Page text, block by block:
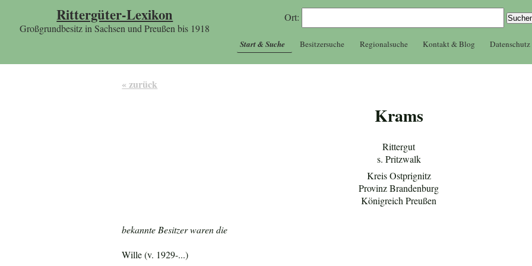
Rittergüter-Lexikon
Großgrundbesitz in Sachsen und Preußen bis 1918
Ort:
Start & Suche Besitzersuche Regionalsuche Kontakt & Blog Datenschutz
« zurück
Krams
Rittergut
s. Pritzwalk
Kreis Ostprignitz
Provinz Brandenburg
Königreich Preußen
bekannte Besitzer waren die
Wille (v. 1929-...)